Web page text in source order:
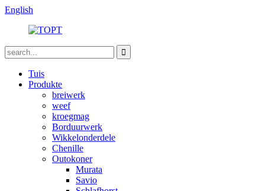
English
Tuis
Produkte
breiwerk
weef
kroegmag
Borduurwerk
Wikkelonderdele
Chenille
Outokoner
Murata
Savio